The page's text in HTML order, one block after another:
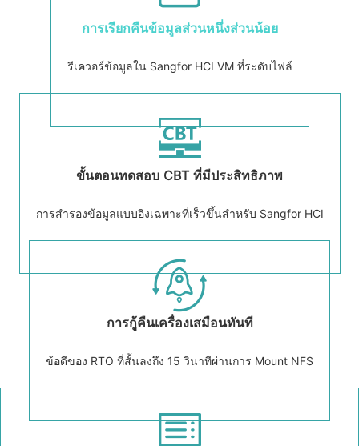
การเรียกคืนข้อมูลส่วนหนึ่งส่วนน้อย
รีเควอร์ข้อมูลใน Sangfor HCI VM ที่ระดับไฟล์
ขั้นตอนทดสอบ CBT ที่มีประสิทธิภาพ
การสำรองข้อมูลแบบอิงเฉพาะที่เร็วขึ้นสำหรับ Sangfor HCI
การกู้คืนเครื่องเสมือนทันที
ข้อดีของ RTO ที่สั้นลงถึง 15 วินาทีผ่านการ Mount NFS